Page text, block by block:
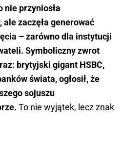
przyniosła
zaczęła generować
– zarówno dla instytucji
Symboliczny zwrot
brytyjski gigant HSBC,
świata, ogłosił, że
sojuszu
To nie wyjątek, lecz znak